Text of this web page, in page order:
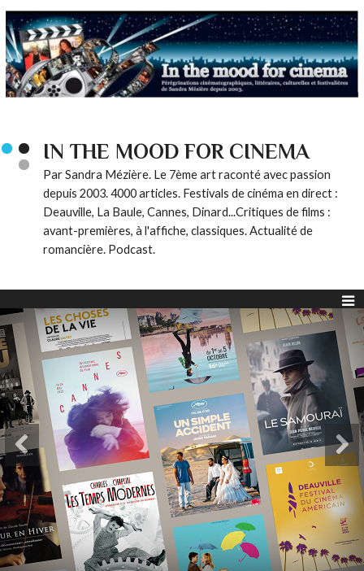
IN THE MOOD FOR CINEMA
Par Sandra Mézière. Le 7ème art raconté avec passion
depuis 2003. 4000 articles. Festivals de cinéma en direct :
Deauville, La Baule, Cannes, Dinard...Critiques de films :
avant-premières, à l'affiche, classiques. Actualité de
romancière. Podcast.